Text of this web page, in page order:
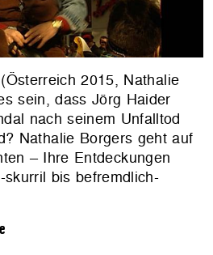
(Österreich 2015, Nathalie
sein, dass Jörg Haider
nach seinem Unfalltod
Nathalie Borgers geht auf
– Ihre Entdeckungen
bis befremdlich-